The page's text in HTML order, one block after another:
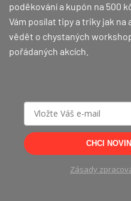
stránce
produktu
poděkování a kupón na 500
Vám posílat tipy a triky jak
vědět o chystaných
pořádaných akcích.
CHCI
Zásady